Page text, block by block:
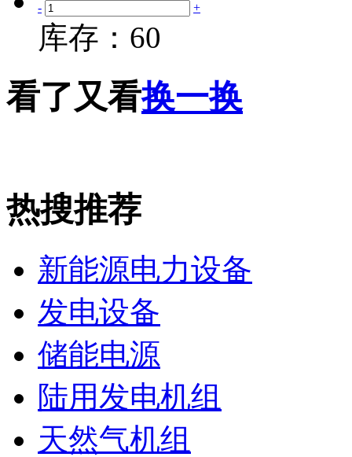
- +
库存： 60
看了又看换一换
热搜推荐
新能源电力设备
发电设备
储能电源
陆用发电机组
天然气机组